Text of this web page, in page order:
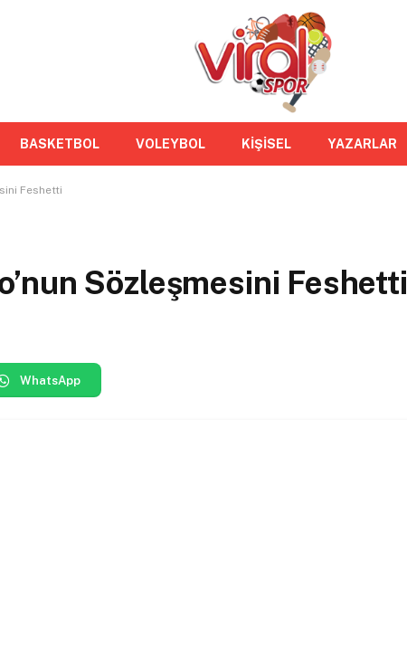
BASKETBOL VOLEYBOL KİŞİSEL YAZARLAR
Feshetti
Sözleşmesini Feshetti
WhatsApp